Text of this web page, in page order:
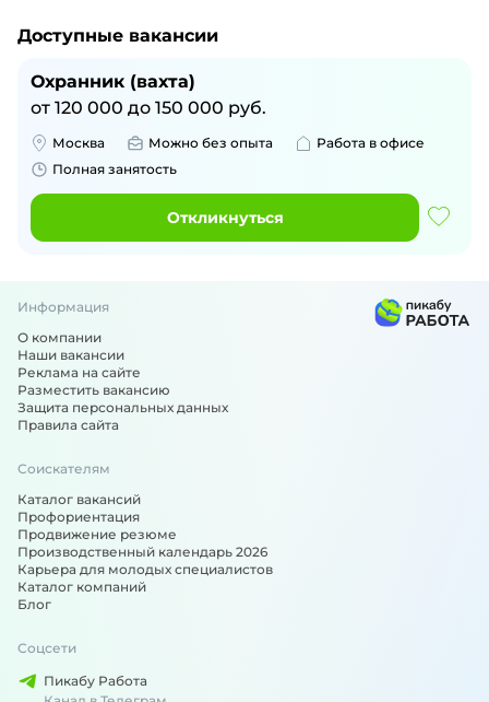
Доступные вакансии
Охранник (вахта)
от 120 000 до 150 000 руб.
Москва Можно без опыта
Работа в офисе
Полная занятость
Откликнуться
Информация
О компании
Наши вакансии
Реклама на сайте
Разместить вакансию
Защита персональных данных
Правила сайта
Соискателям
Каталог вакансий
Профориентация
Продвижение резюме
Производственный календарь 2026
Карьера для молодых специалистов
Каталог компаний
Блог
Соцсети
Пикабу Работа